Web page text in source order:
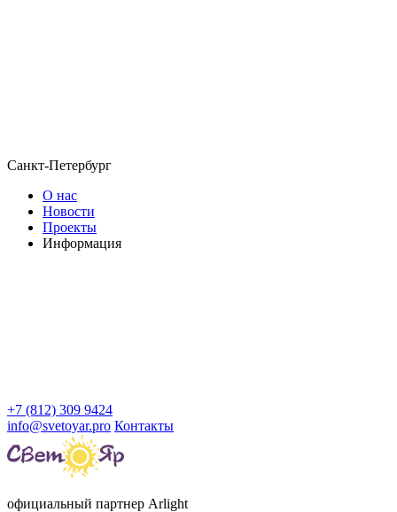
Санкт-Петербург
О нас
Новости
Проекты
Информация
+7 (812) 309 9424
info@svetoyar.pro Контакты
официальный партнер Arlight